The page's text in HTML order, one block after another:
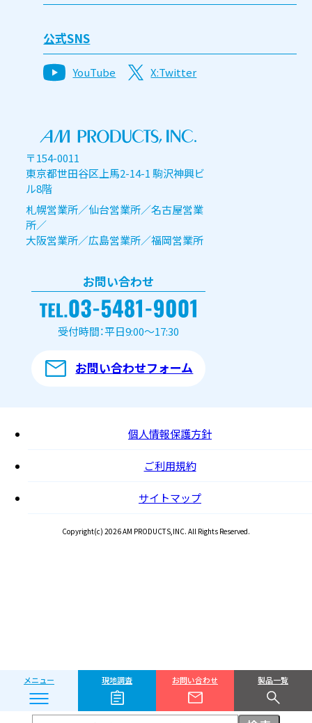
公式SNS
YouTube X:Twitter
〒154-0011
東京都世田谷区上馬2-14-1 駒沢神興ビ
ル8階
札幌営業所／仙台営業所／名古屋営業
所／
大阪営業所／広島営業所／福岡営業所
お問い合わせ
受付時間：平日9:00～17:30
お問い合わせフォーム
個人情報保護方針
ご利用規約
サイトマップ
Copyright(c) 2026 AM PRODUCTS,INC. All Rights Reserved.
メニュー 現地調査 お問い合わせ 製品一覧